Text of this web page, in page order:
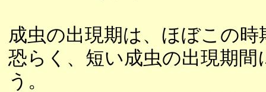
成虫の出現期は、ほぼこの
恐らく、短い成虫の出現期
う。